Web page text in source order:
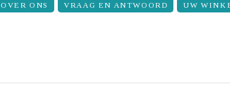
OVER ONS VRAAG EN ANTWOORD UW